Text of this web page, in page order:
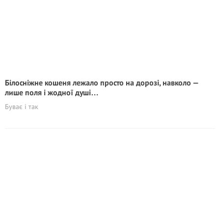
Білосніжне кошеня лежало просто на дорозі, навколо —
лише поля і жодної душі…
Буває і так